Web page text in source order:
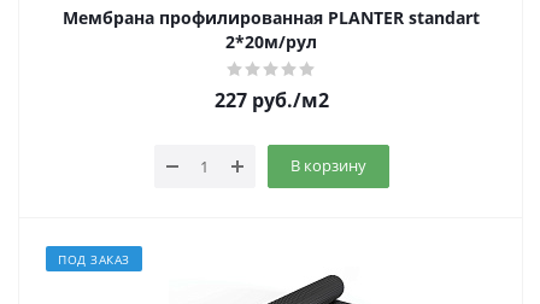
Мембрана профилированная PLANTER standart
2*20м/рул
227руб./м2
В корзину
ПОД ЗАКАЗ